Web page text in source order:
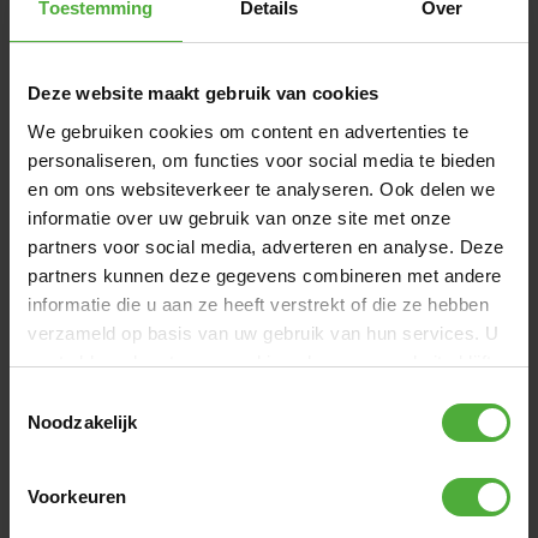
Toestemming Details Over
Deze website maakt gebruik van cookies
We gebruiken cookies om content en advertenties te
personaliseren, om functies voor social media te bieden
en om ons websiteverkeer te analyseren. Ook delen we
informatie over uw gebruik van onze site met onze
partners voor social media, adverteren en analyse. Deze
partners kunnen deze gegevens combineren met andere
informatie die u aan ze heeft verstrekt of die ze hebben
verzameld op basis van uw gebruik van hun services. U
gaat akkoord met onze cookies als u onze website blijft
Noodzakelijk
Voorkeuren
AFMETINGEN EN DETAILS
Product naam BERG XL DEUTZ-FAHR BFR
SKU 07.11.05.00
Leeftijd gebruiker 5+ jaar